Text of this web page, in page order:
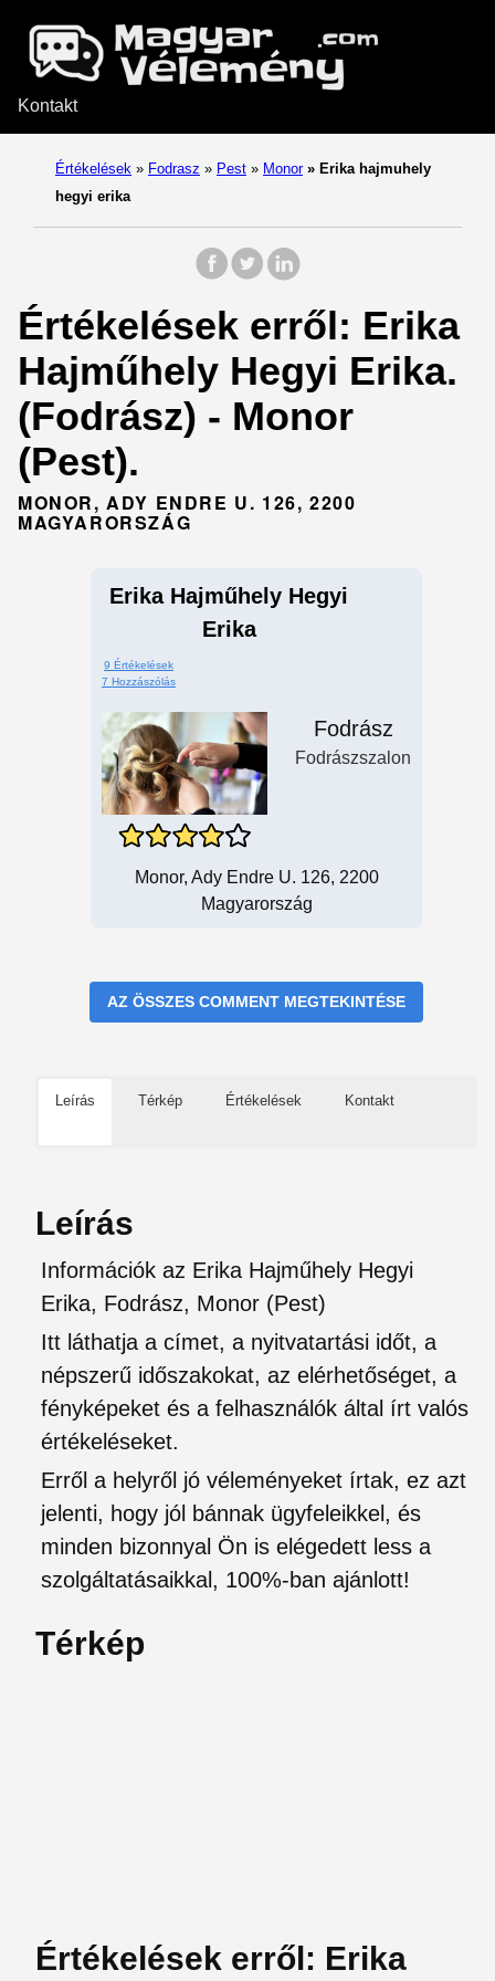
Kontakt
Értékelések » Fodrasz » Pest » Monor » Erika hajmuhely
hegyi erika
Értékelések erről: Erika
Hajműhely Hegyi Erika.
(Fodrász) - Monor
(Pest).
MONOR, ADY ENDRE U. 126, 2200
MAGYARORSZÁG
Erika Hajműhely Hegyi
Erika
9 Értékelések
7 Hozzászólás
Fodrász
Fodrászszalon
Monor, Ady Endre U. 126, 2200
Magyarország
AZ ÖSSZES COMMENT MEGTEKINTÉSE
Leírás Térkép Értékelések Kontakt
Leírás
Információk az Erika Hajműhely Hegyi
Erika, Fodrász, Monor (Pest)
Itt láthatja a címet, a nyitvatartási időt, a
népszerű időszakokat, az elérhetőséget, a
fényképeket és a felhasználók által írt valós
értékeléseket.
Erről a helyről jó véleményeket írtak, ez azt
jelenti, hogy jól bánnak ügyfeleikkel, és
minden bizonnyal Ön is elégedett less a
szolgáltatásaikkal, 100%-ban ajánlott!
Térkép
Értékelések erről: Erika